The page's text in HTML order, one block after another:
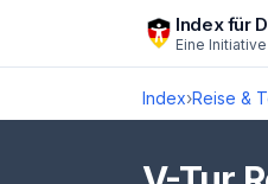
Zum Hauptinhalt springen
Index für
Eine
Index›Reise &